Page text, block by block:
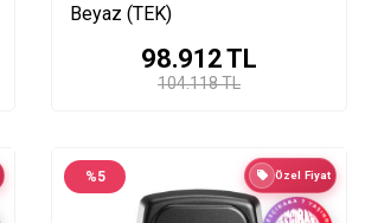
Beyaz (TEK)
104.118 TL
98.912TL
%5 Özel Fiyat